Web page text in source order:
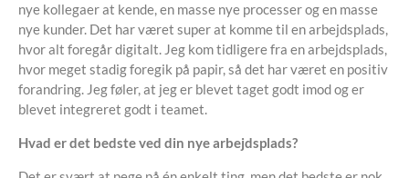
nye kollegaer at kende, en masse nye processer og en masse
nye kunder. Det har været super at komme til en arbejdsplads,
hvor alt foregår digitalt. Jeg kom tidligere fra en arbejdsplads,
hvor meget stadig foregik på papir, så det har været en positiv
forandring. Jeg føler, at jeg er blevet taget godt imod og er
blevet integreret godt i teamet.
Hvad er det bedste ved din nye arbejdsplads?